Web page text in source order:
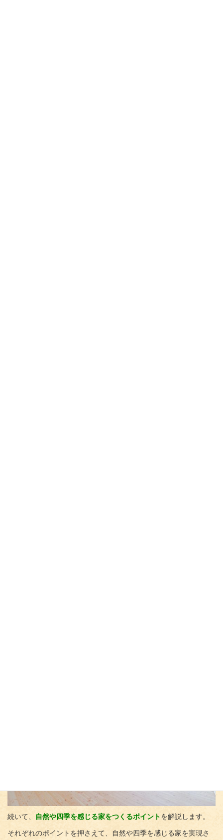
続いて、 自然や四季を感じる家をつくるポイントを解説します。
それぞれのポイントを押さえて、自然や四季を感じる家を実現さ